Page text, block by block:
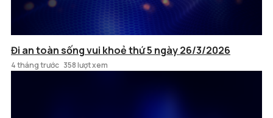
Đi an toàn sống vui khoẻ thứ 5 ngày 26/3/2026
4 tháng trước 358 lượt xem